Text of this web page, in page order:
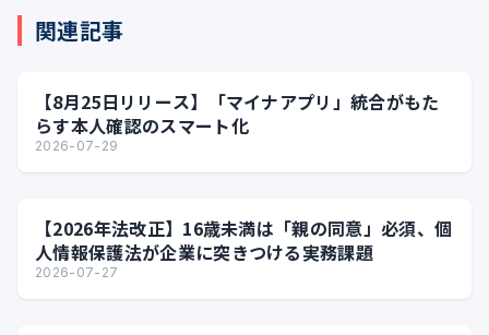
関連記事
【8月25日リリース】「マイナアプリ」統合がもた
らす本人確認のスマート化
2026-07-29
【2026年法改正】16歳未満は「親の同意」必須、個
人情報保護法が企業に突きつける実務課題
2026-07-27